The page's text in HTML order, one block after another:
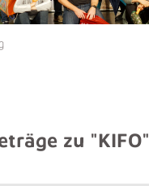
zu "KIFO"